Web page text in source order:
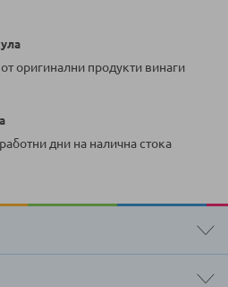
оригинални продукти винаги
дни на налична стока